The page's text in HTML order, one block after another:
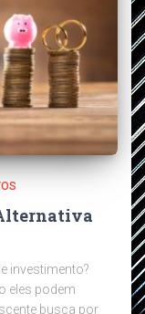
investimento?
eles podem
busca por